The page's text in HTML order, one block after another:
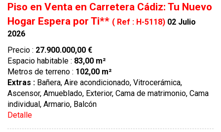
Piso en Venta en Carretera Cádiz: Tu Nuevo
Hogar Espera por Ti** ( Ref : H-5118) 02 Julio
2026
Precio : 27.900.000,00 €
Espacio habitable : 83,00 m²
Metros de terreno : 102,00 m²
Extras : Bañera, Aire acondicionado, Vitrocerámica,
Ascensor, Amueblado, Exterior, Cama de matrimonio, Cama
individual, Armario, Balcón
Detalle